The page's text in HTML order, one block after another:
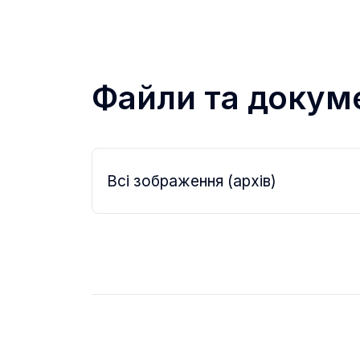
Файли та
Всі зображення (архів)